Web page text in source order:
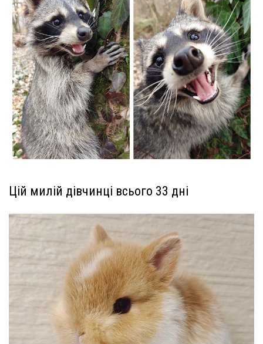
Цій милій дівчинці всього 33 дні